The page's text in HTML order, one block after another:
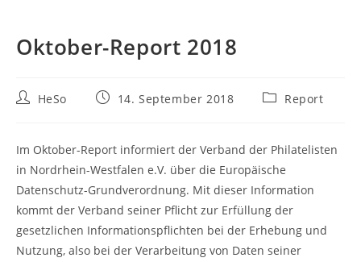
Oktober-Report 2018
HeSo 14. September 2018 Report
Im Oktober-Report informiert der Verband der Philatelisten
in Nordrhein-Westfalen e.V. über die Europäische
Datenschutz-Grundverordnung. Mit dieser Information
kommt der Verband seiner Pflicht zur Erfüllung der
gesetzlichen Informationspflichten bei der Erhebung und
Nutzung, also bei der Verarbeitung von Daten seiner